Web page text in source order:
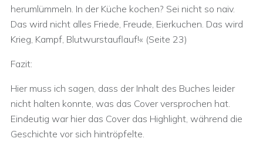
herumlümmeln. In der Küche kochen? Sei nicht so naiv.
Das wird nicht alles Friede, Freude, Eierkuchen. Das wird
Krieg, Kampf, Blutwurstauflauf!« (Seite 23)
Fazit:
Hier muss ich sagen, dass der Inhalt des Buches leider
nicht halten konnte, was das Cover versprochen hat.
Eindeutig war hier das Cover das Highlight, während die
Geschichte vor sich hintröpfelte.